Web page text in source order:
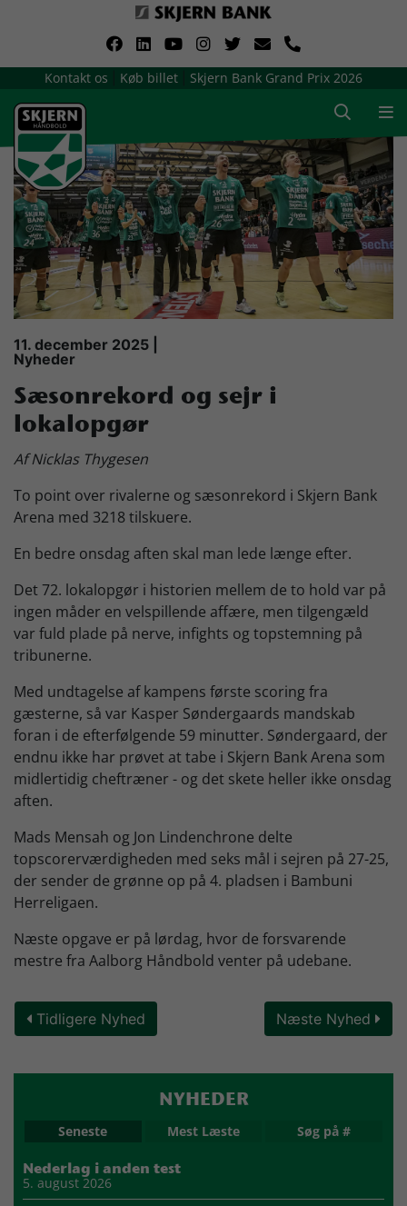
Kontakt os Køb billet Skjern Bank Grand Prix 2026
Om Skjern Håndbold
Ligatruppen
Sponsorer
Billetsalg / sæsonkort
Presse
Samarbejdsklubber
Skjern Bank Grand Prix
Nyhedsbrev
Køb Billet
11. december 2025 |
Nyheder
Sæsonrekord og sejr i
lokalopgør
Af Nicklas Thygesen
To point over rivalerne og sæsonrekord i Skjern Bank
Arena med 3218 tilskuere.
En bedre onsdag aften skal man lede længe efter.
Det 72. lokalopgør i historien mellem de to hold var på
ingen måder en velspillende affære, men tilgengæld
var fuld plade på nerve, infights og topstemning på
tribunerne.
Med undtagelse af kampens første scoring fra
gæsterne, så var Kasper Søndergaards mandskab
foran i de efterfølgende 59 minutter. Søndergaard, der
endnu ikke har prøvet at tabe i Skjern Bank Arena som
midlertidig cheftræner - og det skete heller ikke onsdag
aften.
Mads Mensah og Jon Lindenchrone delte
topscorerværdigheden med seks mål i sejren på 27-25,
der sender de grønne op på 4. pladsen i Bambuni
Herreligaen.
Næste opgave er på lørdag, hvor de forsvarende
mestre fra Aalborg Håndbold venter på udebane.
Tidligere Nyhed Næste Nyhed
NYHEDER
Seneste Mest Læste Søg på #
Nederlag i anden test
5. august 2026